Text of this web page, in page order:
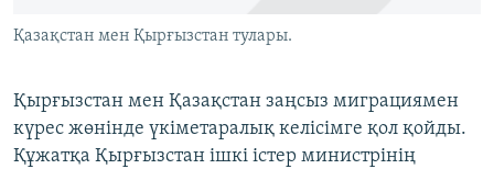
Басқа тілдерде
Қазақстан мен Қырғызстан тулары.
Қырғызстан мен Қазақстан заңсыз миграциямен
күрес жөнінде үкіметаралық келісімге қол қойды.
Құжатқа Қырғызстан ішкі істер министрінің